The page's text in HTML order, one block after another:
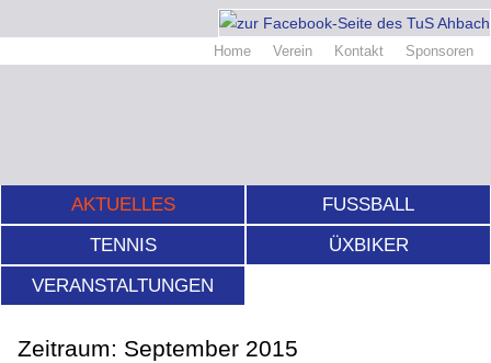
Home Verein Kontakt Sponsoren
AKTUELLES
FUSSBALL
TENNIS
ÜXBIKER
VERANSTALTUNGEN
September 2015